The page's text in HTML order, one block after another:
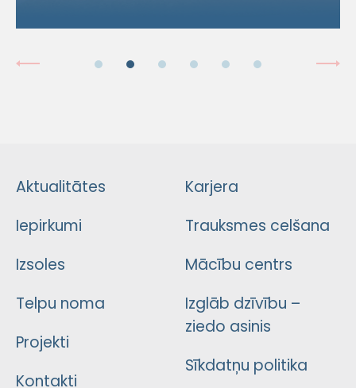
Aktualitātes
Iepirkumi
Izsoles
Telpu noma
Projekti
Kontakti
Karjera
Trauksmes celšana
Mācību centrs
Izglāb dzīvību –
ziedo asinis
Sīkdatņu politika